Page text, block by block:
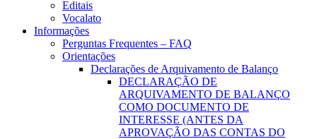
Editais
Vocalato
Informações
Perguntas Frequentes – FAQ
Orientações
Declarações de Arquivamento de Balanço
DECLARAÇÃO DE
ARQUIVAMENTO DE BALANÇO
COMO DOCUMENTO DE
INTERESSE (ANTES DA
APROVAÇÃO DAS CONTAS DO